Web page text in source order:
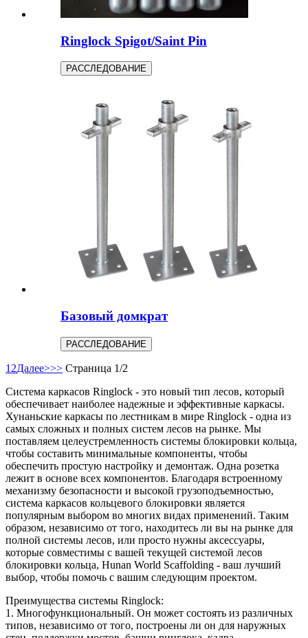
Ringlock Spigot/Saint Pin
РАССЛЕДОВАНИЕ
Базовый домкрат
РАССЛЕДОВАНИЕ
1 2Далее>>> Страница 1/2
Система каркасов Ringlock - это новый тип лесов, который
обеспечивает наиболее надежные и эффективные каркасы.
Хунаньские каркасы по лестникам в мире Ringlock - одна из
самых сложных и полных систем лесов на рынке. Мы
поставляем целеустремленность системы блокировки кольца,
чтобы составить минимальные компоненты, чтобы
обеспечить простую настройку и демонтаж. Одна розетка
лежит в основе всех компонентов. Благодаря встроенному
механизму безопасности и высокой грузоподъемностью,
система каркасов кольцевого блокировки является
популярным выбором во многих видах применений. Таким
образом, независимо от того, находитесь ли вы на рынке для
полной системы лесов, или просто нужны аксессуары,
которые совместимы с вашей текущей системой лесов
блокировки кольца, Hunan World Scaffolding - ваш лучший
выбор, чтобы помочь с вашим следующим проектом.
Преимущества системы Ringlock:
1. Многофункциональный. Он может состоять из различных
типов, независимо от того, построены ли он для наружных